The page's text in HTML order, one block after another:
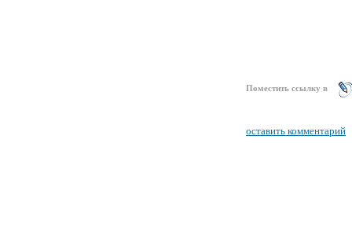
Поместить ссылку в
оставить комментарий